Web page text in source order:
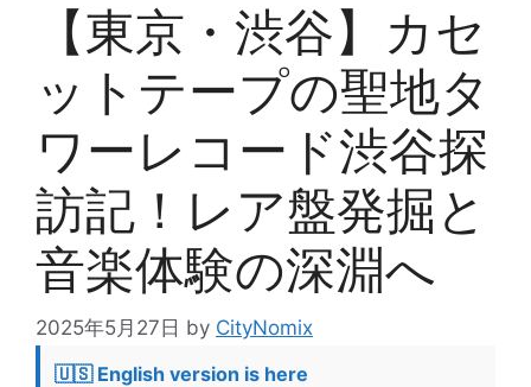
【東京・渋谷】カセ
ットテープの聖地タ
ワーレコード渋谷探
訪記！レア盤発掘と
音楽体験の深淵へ
2025年5月27日 by CityNomix
🇺🇸 English version is here